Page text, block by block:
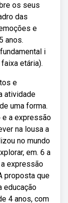
os seus
das
e
anos.
i
etária).
e
atividade
uma forma.
e a expressão
na lousa a
no mundo
em. 6 a
expressão
proposta que
educação
4 anos, com